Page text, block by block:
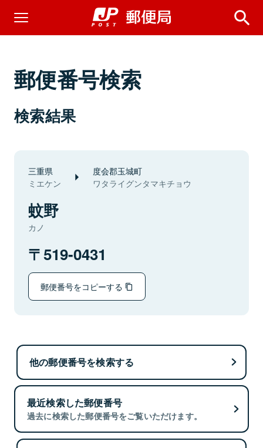
郵便番号検索
検索結果
三重県
ミエケン
度会郡玉城町
ワタライグンタマキチョウ
蚊野
カノ
519-0431
郵便番号をコピーする
他の郵便番号を検索する
最近検索した郵便番号
過去に検索した郵便番号をご覧いただけます。